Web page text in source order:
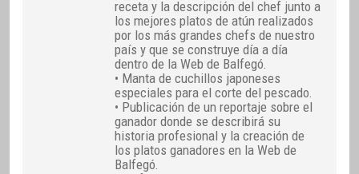
receta y la descripción del chef junto a
los mejores platos de atún realizados
por los más grandes chefs de nuestro
país y que se construye día a día
dentro de la Web de Balfegó.
• Manta de cuchillos japoneses
especiales para el corte del pescado.
• Publicación de un reportaje sobre el
ganador donde se describirá su
historia profesional y la creación de
los platos ganadores en la Web de
Balfegó.